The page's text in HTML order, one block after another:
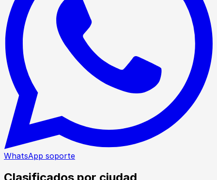
WhatsApp soporte
Clasificados por ciudad